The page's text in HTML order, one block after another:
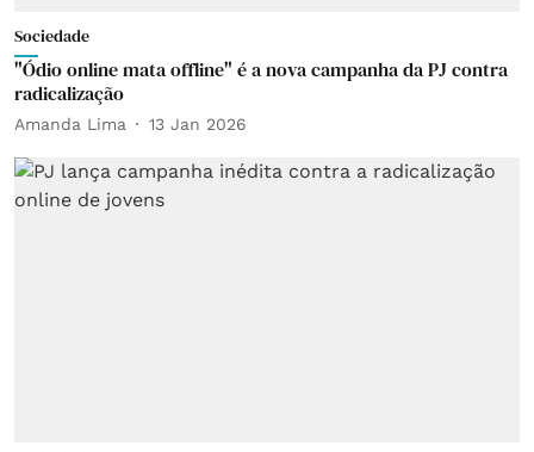
Sociedade
"Ódio online mata offline" é a nova campanha da PJ contra
radicalização
Amanda Lima 13 Jan 2026